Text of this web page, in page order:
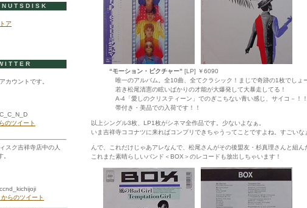
“モーション・ピクチャー” [LP] ￥6090
唯一のアルバム。全10曲、全てクラシック！まじで奇跡の1枚でしょー
若き松尾清憲の眩いばかりの才能が大爆発して大暴走してる！
A-4「愛しのクリスティーン」でのぎこちない青い感じ、サイコ－！！
帯付き・美品での入荷です！！
以上シングル3枚、LP1枚がシネマ全作品です。少ないよなぁ。
いま吉祥寺ココナツに来ればコンプリできちゃうってことですよね。すごいな
んで、これだけじゃあアレなんで、松尾さんがその後盟友・杉真理さんと組ん
これまた素晴らしいバンド＜BOX＞のレコードも放出しちゃいます！
ア
カウントです。
のツイート
スク吉祥寺店中の人
らのツイート